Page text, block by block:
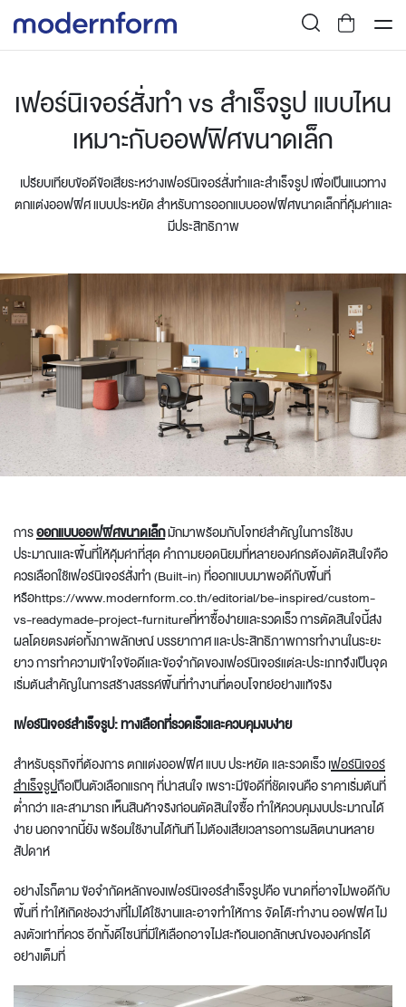
เฟอร์นิเจอร์สั่งทำ vs สำเร็จรูป แบบไหน
เหมาะกับออฟฟิศขนาดเล็ก
เปรียบเทียบข้อดีข้อเสียระหว่างเฟอร์นิเจอร์สั่งทำและสำเร็จรูป เพื่อเป็นแนวทาง
ตกแต่งออฟฟิศ แบบประหยัด สำหรับการออกแบบออฟฟิศขนาดเล็กที่คุ้มค่าและ
มีประสิทธิภาพ
การออกแบบออฟฟิศขนาดเล็กมักมาพร้อมกับโจทย์สำคัญในการใช้งบ
ประมาณและพื้นที่ให้คุ้มค่าที่สุด คำถามยอดนิยมที่หลายองค์กรต้องตัดสินใจคือ
ควรเลือกใช้เฟอร์นิเจอร์สั่งทำ (Built-in) ที่ออกแบบมาพอดีกับพื้นที่
หรือhttps://www.modernform.co.th/editorial/be-inspired/custom-
vs-readymade-project-furnitureที่หาซื้อง่ายและรวดเร็ว การตัดสินใจนี้ส่ง
ผลโดยตรงต่อทั้งภาพลักษณ์ บรรยากาศ และประสิทธิภาพการทำงานในระยะ
ยาว การทำความเข้าใจข้อดีและข้อจำกัดของเฟอร์นิเจอร์แต่ละประเภทจึงเป็นจุด
เริ่มต้นสำคัญในการสร้างสรรค์พื้นที่ทำงานที่ตอบโจทย์อย่างแท้จริง
เฟอร์นิเจอร์สำเร็จรูป: ทางเลือกที่รวดเร็วและควบคุมงบง่าย
สำหรับธุรกิจที่ต้องการ ตกแต่งออฟฟิศ แบบ ประหยัด และรวดเร็ว เฟอร์นิเจอร์
สำเร็จรูปถือเป็นตัวเลือกแรกๆ ที่น่าสนใจ เพราะมีข้อดีที่ชัดเจนคือ ราคาเริ่มต้นที่
ต่ำกว่า และสามารถ เห็นสินค้าจริงก่อนตัดสินใจซื้อ ทำให้ควบคุมงบประมาณได้
ง่าย นอกจากนี้ยัง พร้อมใช้งานได้ทันที ไม่ต้องเสียเวลารอการผลิตนานหลาย
สัปดาห์
อย่างไรก็ตาม ข้อจำกัดหลักของเฟอร์นิเจอร์สำเร็จรูปคือ ขนาดที่อาจไม่พอดีกับ
พื้นที่ ทำให้เกิดช่องว่างที่ไม่ได้ใช้งานและอาจทำให้การ จัดโต๊ะทํางาน ออฟฟิศ ไม่
ลงตัวเท่าที่ควร อีกทั้งดีไซน์ที่มีให้เลือกอาจไม่สะท้อนเอกลักษณ์ขององค์กรได้
อย่างเต็มที่